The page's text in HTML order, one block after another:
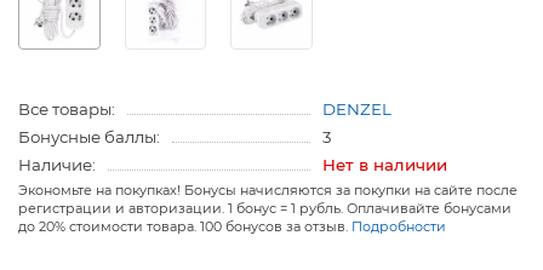
Все товары:
DENZEL
Бонусные баллы:
3
Наличие:
Нет в наличии
Экономьте на покупках! Бонусы начисляются за покупки на сайте после
регистрации и авторизации. 1 бонус = 1 рубль. Оплачивайте бонусами
до 20% стоимости товара. 100 бонусов за отзыв. Подробности